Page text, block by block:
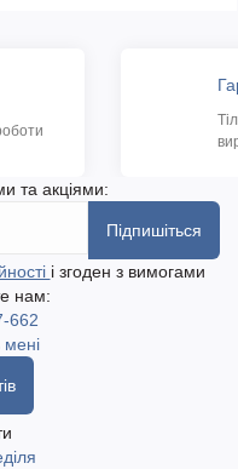
та акціями:
Підпишіться
і згоден з вимогами
нам:
662
мені